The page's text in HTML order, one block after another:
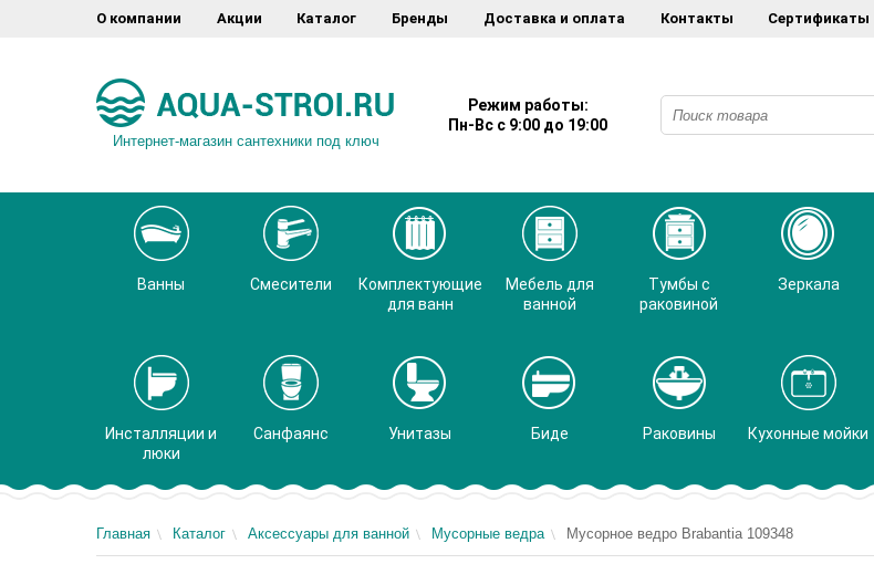
О компании Акции Каталог Бренды Доставка и оплата Контакты Сертификаты
Интернет-магазин сантехники под ключ
Режим работы:
Пн-Вс с 9:00 до 19:00
Ванны Смесители
Комплектующие
для ванн
Мебель для
ванной
Тумбы с
раковиной
Зеркала
Инсталляции и
люки
Санфаянс Унитазы Биде Раковины Кухонные мойки
Главная Каталог Аксессуары для ванной Мусорные ведра Мусорное ведро Brabantia 109348